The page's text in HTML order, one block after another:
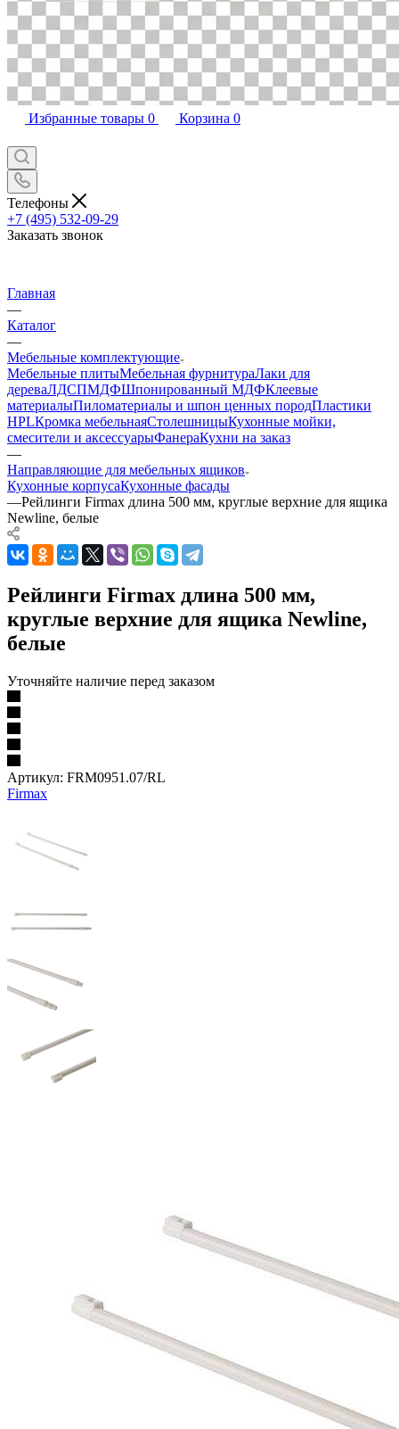
Избранные товары 0 Корзина 0
Телефоны
+7 (495) 532-09-29
Заказать звонок
Главная
—
Каталог
—
Мебельные комплектующие
Мебельные плитыМебельная фурнитураЛаки для
дереваЛДСПМДФШпонированный МДФКлеевые
материалыПиломатериалы и шпон ценных породПластики
HPLКромка мебельнаяСтолешницыКухонные мойки,
смесители и аксессуарыФанераКухни на заказ
—
Направляющие для мебельных ящиков
Кухонные корпусаКухонные фасады
—Рейлинги Firmax длина 500 мм, круглые верхние для ящика
Newline, белые
Рейлинги Firmax длина 500 мм,
круглые верхние для ящика Newline,
белые
Уточняйте наличие перед заказом
Артикул: FRM0951.07/RL
Firmax